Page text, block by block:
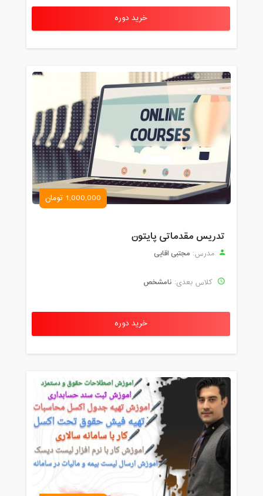
خرید دوره
1,000,000 تومان
تدریس مقدماتی پایتون
مدرس: مجتبی اقایی
کلاس بعدی: نامشخص
خرید دوره